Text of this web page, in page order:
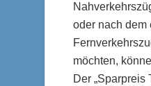
oder nach dem
möchten,
Der „Sparpreis